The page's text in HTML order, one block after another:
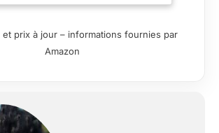
nourriture pour
avec beaucoup
d'amour du détail Le
et prix à jour – informations fournies par
Amazon